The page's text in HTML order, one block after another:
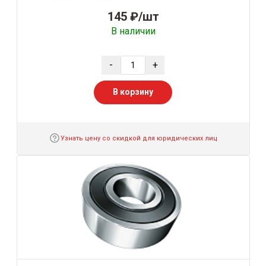
145 ₽/шт
В наличии
- +
В корзину
Узнать цену со скидкой для юридических лиц